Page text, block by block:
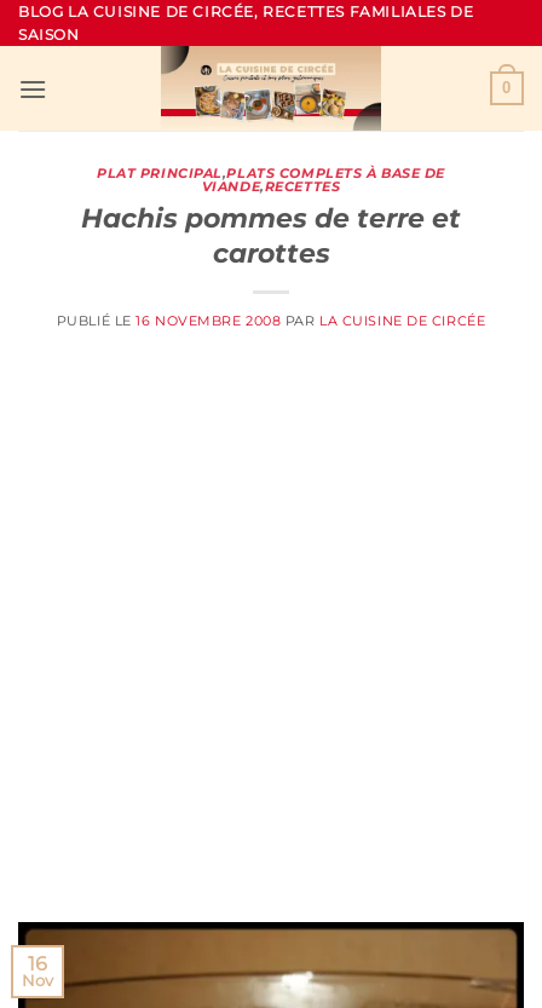
Passer
au
BLOG LA CUISINE DE CIRCÉE, RECETTES FAMILIALES DE
SAISON
0
PLAT PRINCIPAL,PLATS COMPLETS À BASE DE
VIANDE,RECETTES
Hachis pommes de terre et
carottes
PUBLIÉ LE16 NOVEMBRE 2008 PAR LA CUISINE DE CIRCÉE
16
Nov